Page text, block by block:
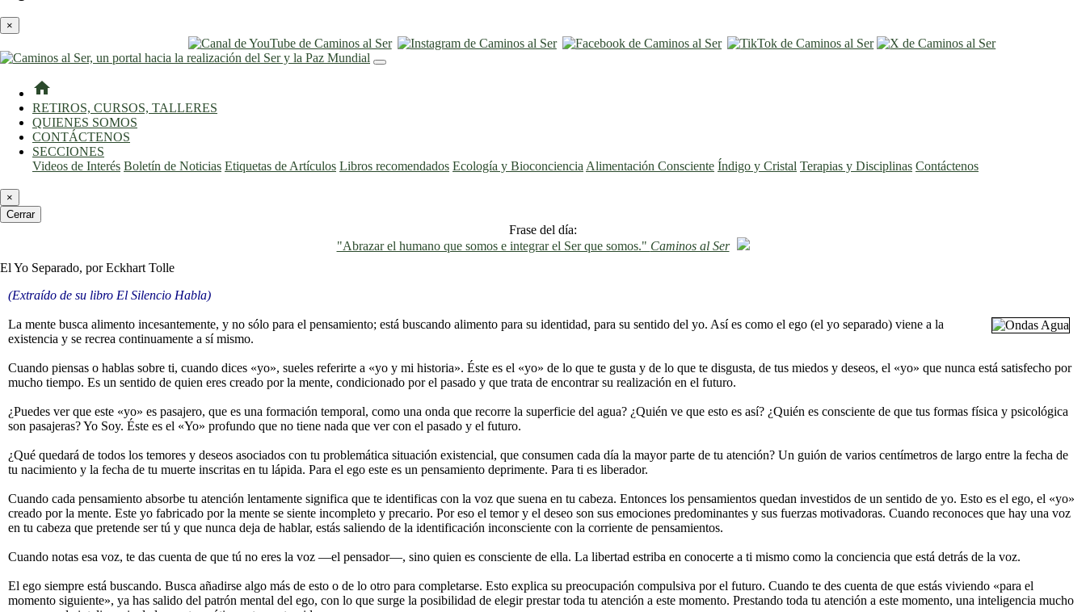
×
home
RETIROS, CURSOS, TALLERES
QUIENES SOMOS
CONTÁCTENOS
SECCIONES
Videos de Interés Boletín de Noticias Etiquetas de Artículos Libros recomendados Ecología y Bioconciencia Alimentación Consciente Índigo y Cristal Terapias y Disciplinas Contáctenos
×
Cerrar
Frase del día:
"Abrazar el humano que somos e integrar el Ser que somos." Caminos al Ser
El Yo Separado, por Eckhart Tolle
(Extraído de su libro El Silencio Habla)
La mente busca alimento incesantemente, y no sólo para el pensamiento; está buscando alimento para su identidad, para su sentido del yo. Así es como el ego (el yo separado) viene a la
existencia y se recrea continuamente a sí mismo.
Cuando piensas o hablas sobre ti, cuando dices «yo», sueles referirte a «yo y mi historia». Éste es el «yo» de lo que te gusta y de lo que te disgusta, de tus miedos y deseos, el «yo» que nunca está satisfecho por
mucho tiempo. Es un sentido de quien eres creado por la mente, condicionado por el pasado y que trata de encontrar su realización en el futuro.
¿Puedes ver que este «yo» es pasajero, que es una formación temporal, como una onda que recorre la superficie del agua? ¿Quién ve que esto es así? ¿Quién es consciente de que tus formas física y psicológica
son pasajeras? Yo Soy. Éste es el «Yo» profundo que no tiene nada que ver con el pasado y el futuro.
¿Qué quedará de todos los temores y deseos asociados con tu problemática situación existencial, que consumen cada día la mayor parte de tu atención? Un guión de varios centímetros de largo entre la fecha de
tu nacimiento y la fecha de tu muerte inscritas en tu lápida. Para el ego este es un pensamiento deprimente. Para ti es liberador.
Cuando cada pensamiento absorbe tu atención lentamente significa que te identificas con la voz que suena en tu cabeza. Entonces los pensamientos quedan investidos de un sentido de yo. Esto es el ego, el «yo»
creado por la mente. Este yo fabricado por la mente se siente incompleto y precario. Por eso el temor y el deseo son sus emociones predominantes y sus fuerzas motivadoras. Cuando reconoces que hay una voz
en tu cabeza que pretende ser tú y que nunca deja de hablar, estás saliendo de la identificación inconsciente con la corriente de pensamientos.
Cuando notas esa voz, te das cuenta de que tú no eres la voz —el pensador—, sino quien es consciente de ella. La libertad estriba en conocerte a ti mismo como la conciencia que está detrás de la voz.
El ego siempre está buscando. Busca añadirse algo más de esto o de lo otro para completarse. Esto explica su preocupación compulsiva por el futuro. Cuando te des cuenta de que estás viviendo «para el
momento siguiente», ya has salido del patrón mental del ego, con lo que surge la posibilidad de elegir prestar toda tu atención a este momento. Prestando toda tu atención a este momento, una inteligencia mucho